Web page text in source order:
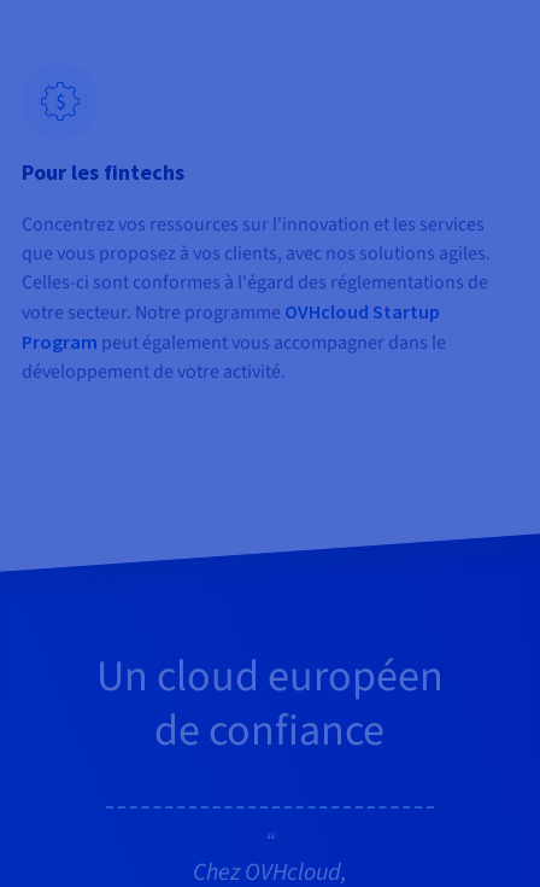
Pour les fintechs
Concentrez vos ressources sur l'innovation et les services
que vous proposez à vos clients, avec nos solutions agiles.
Celles-ci sont conformes à l'égard des réglementations de
votre secteur. Notre programme OVHcloud Startup
Program peut également vous accompagner dans le
développement de votre activité.
Un cloud européen
de confiance
Chez OVHcloud,